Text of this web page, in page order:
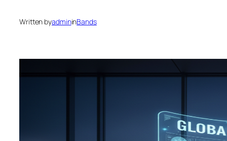
Written byadmininBands